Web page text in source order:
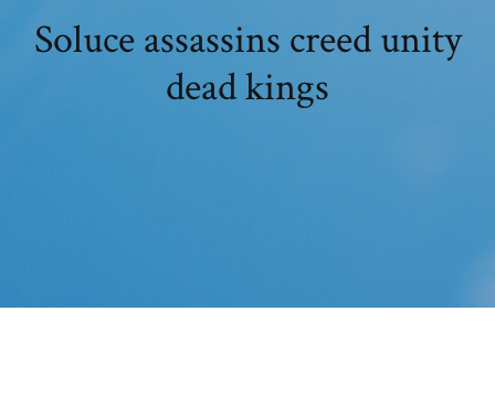
Soluce assassins creed unity
dead kings